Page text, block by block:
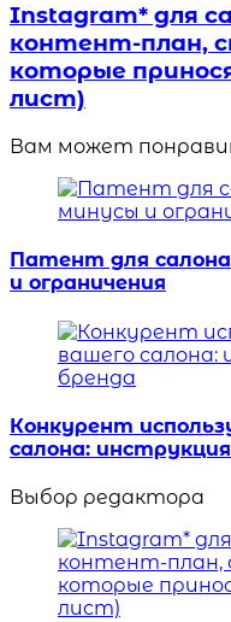
Instagram* для
контент-план,
которые
лист)
Вам может
Патент для
и ограничения
Конкурент
салона:
Выбор редактора